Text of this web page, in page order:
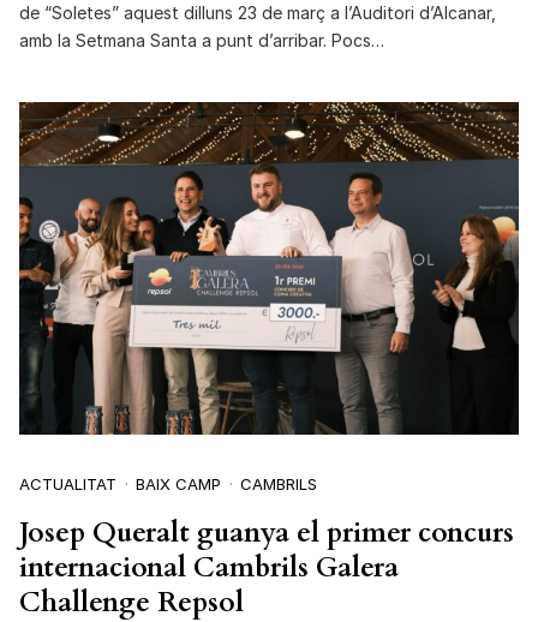
de “Soletes” aquest dilluns 23 de març a l’Auditori d’Alcanar,
amb la Setmana Santa a punt d’arribar. Pocs…
ACTUALITAT BAIX CAMP CAMBRILS
Josep Queralt guanya el primer concurs
internacional Cambrils Galera
Challenge Repsol